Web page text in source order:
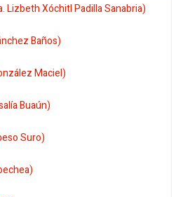
Lizbeth Xóchitl Padilla Sanabria)
Baños)
Maciel)
Buaún)
Suro)